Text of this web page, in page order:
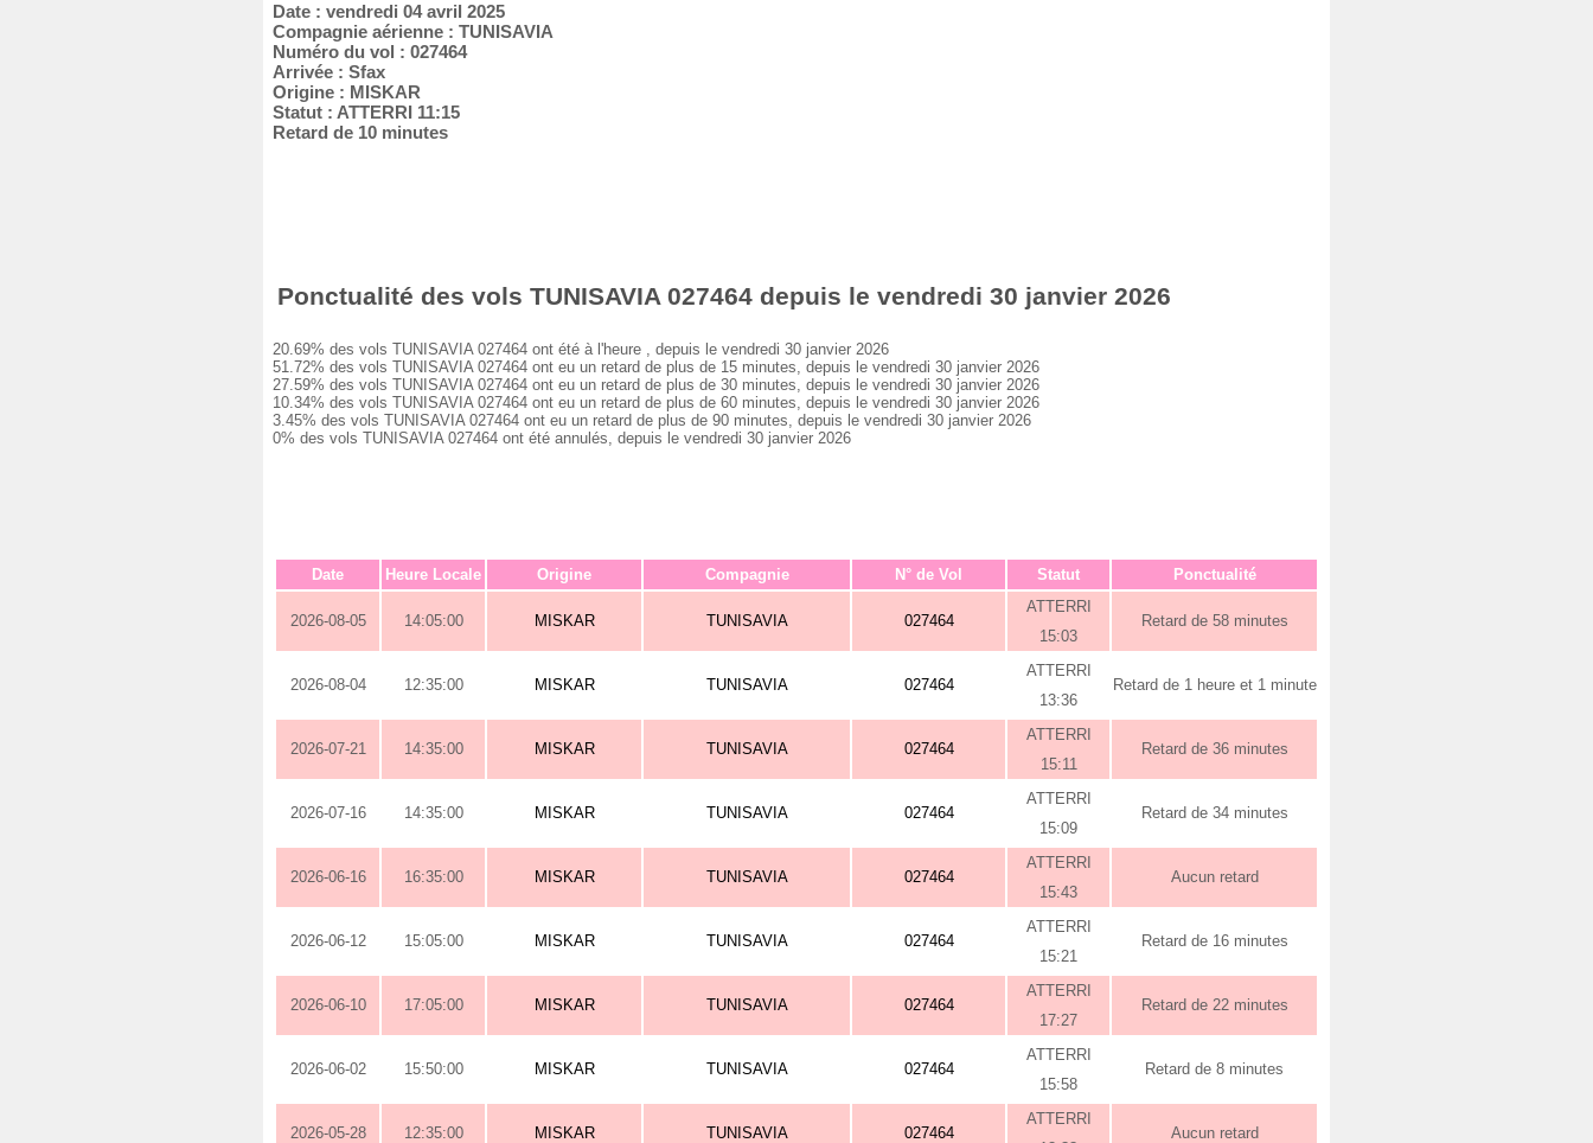
Date : vendredi 04 avril 2025
Compagnie aérienne : TUNISAVIA
Numéro du vol : 027464
Arrivée : Sfax
Origine : MISKAR
Statut : ATTERRI 11:15
Retard de 10 minutes
Ponctualité des vols TUNISAVIA 027464 depuis le vendredi 30 janvier 2026
20.69% des vols TUNISAVIA 027464 ont été à l'heure , depuis le vendredi 30 janvier 2026
51.72% des vols TUNISAVIA 027464 ont eu un retard de plus de 15 minutes, depuis le vendredi 30 janvier 2026
27.59% des vols TUNISAVIA 027464 ont eu un retard de plus de 30 minutes, depuis le vendredi 30 janvier 2026
10.34% des vols TUNISAVIA 027464 ont eu un retard de plus de 60 minutes, depuis le vendredi 30 janvier 2026
3.45% des vols TUNISAVIA 027464 ont eu un retard de plus de 90 minutes, depuis le vendredi 30 janvier 2026
0% des vols TUNISAVIA 027464 ont été annulés, depuis le vendredi 30 janvier 2026
Date Heure Locale Origine Compagnie N° de Vol Statut Ponctualité
2026-08-05 14:05:00 MISKAR TUNISAVIA 027464
ATTERRI
15:03
Retard de 58 minutes
2026-08-04 12:35:00 MISKAR TUNISAVIA 027464
ATTERRI
13:36
Retard de 1 heure et 1 minute
2026-07-21 14:35:00 MISKAR TUNISAVIA 027464
ATTERRI
15:11
Retard de 36 minutes
2026-07-16 14:35:00 MISKAR TUNISAVIA 027464
ATTERRI
15:09
Retard de 34 minutes
2026-06-16 16:35:00 MISKAR TUNISAVIA 027464
ATTERRI
15:43
Aucun retard
2026-06-12 15:05:00 MISKAR TUNISAVIA 027464
ATTERRI
15:21
Retard de 16 minutes
2026-06-10 17:05:00 MISKAR TUNISAVIA 027464
ATTERRI
17:27
Retard de 22 minutes
2026-06-02 15:50:00 MISKAR TUNISAVIA 027464
ATTERRI
15:58
Retard de 8 minutes
2026-05-28 12:35:00 MISKAR TUNISAVIA 027464
ATTERRI
Aucun retard